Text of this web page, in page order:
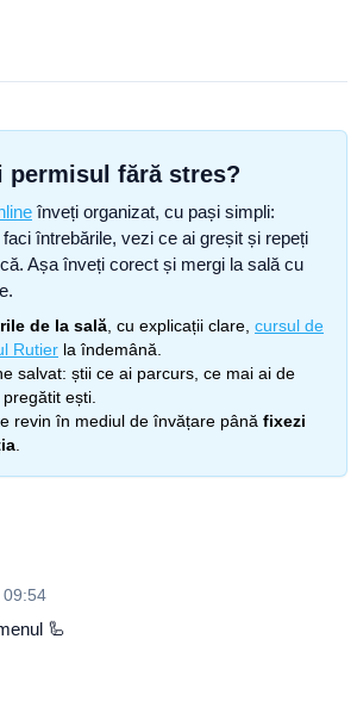
permisul fără stres?
înveți organizat, cu pași simpli:
întrebările, vezi ce ai greșit și repeți
Așa înveți corect și mergi la sală cu
de la sală , cu explicații clare, cursul de
Rutier la îndemână.
salvat: știi ce ai parcurs, ce mai ai de
ești.
revin în mediul de învățare până fixezi
🦾